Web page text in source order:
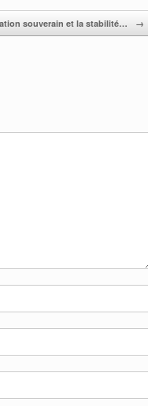
souverain et la stabilité… →